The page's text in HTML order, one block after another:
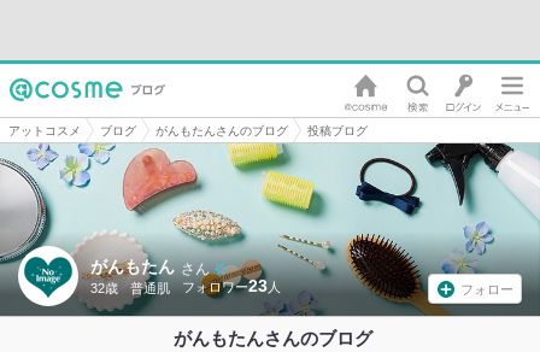
アットコスメ ブログ がんもたんさんのブログ 投稿ブログ
がんもたん さん
32歳 普通肌 23 フォロー
がんもたんさんのブログ